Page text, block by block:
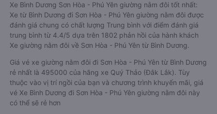
Xe Bình Dương Sơn Hòa - Phú Yên giường nằm đôi tốt nhất:
Xe từ Bình Dương đi Sơn Hòa - Phú Yên giường nằm đôi được
đánh giá chung có chất lượng Trung bình với điểm đánh giá
trung bình từ 4.4/5 dựa trên 1802 phản hồi của hành khách
Xe giường nằm đôi về Sơn Hòa - Phú Yên từ Bình Dương.
Giá vé xe giường nằm đôi đi Sơn Hòa - Phú Yên từ Bình Dương
rẻ nhất là 495000 của hãng xe Quý Thảo (Đắk Lắk). Tùy
thuộc vào vị trí ngồi của bạn và chương trình khuyến mãi, giá
vé Xe Bình Dương đi Sơn Hòa - Phú Yên giường nằm đôi này
có thể sẽ rẻ hơn